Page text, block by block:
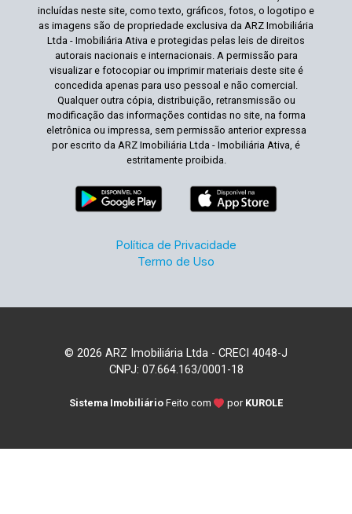
incluídas neste site, como texto, gráficos, fotos, o logotipo e
as imagens são de propriedade exclusiva da ARZ Imobiliária
Ltda - Imobiliária Ativa e protegidas pelas leis de direitos
autorais nacionais e internacionais. A permissão para
visualizar e fotocopiar ou imprimir materiais deste site é
concedida apenas para uso pessoal e não comercial.
Qualquer outra cópia, distribuição, retransmissão ou
modificação das informações contidas no site, na forma
eletrônica ou impressa, sem permissão anterior expressa
por escrito da ARZ Imobiliária Ltda - Imobiliária Ativa, é
estritamente proibida.
Política de Privacidade
Termo de Uso
© 2026 ARZ Imobiliária Ltda - CRECI 4048-J
CNPJ: 07.664.163/0001-18
Sistema Imobiliário Feito com por KUROLE